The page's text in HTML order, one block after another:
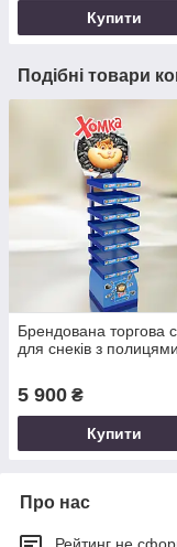
Купити
Подібні товари
Брендована торгова
для снеків з полицями
5 900 ₴
Купити
Про нас